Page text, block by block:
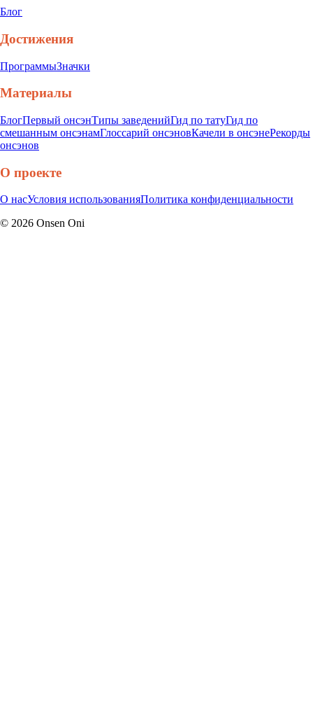
Блог
Достижения
ПрограммыЗначки
Материалы
БлогПервый онсэнТипы заведенийГид по татуГид по
смешанным онсэнамГлоссарий онсэновКачели в онсэнеРекорды
онсэнов
О проекте
О насУсловия использованияПолитика конфиденциальности
© 2026 Onsen Oni